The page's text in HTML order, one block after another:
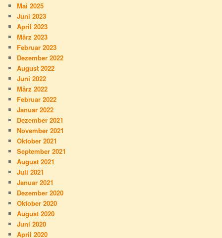
Mai 2025
Juni 2023
April 2023
März 2023
Februar 2023
Dezember 2022
August 2022
Juni 2022
März 2022
Februar 2022
Januar 2022
Dezember 2021
November 2021
Oktober 2021
September 2021
August 2021
Juli 2021
Januar 2021
Dezember 2020
Oktober 2020
August 2020
Juni 2020
April 2020